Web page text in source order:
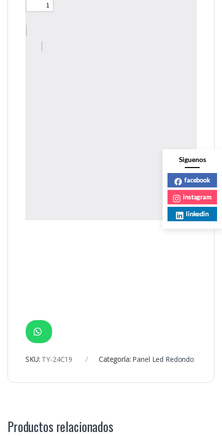
SKU: TY-24C19 Categoría: Panel Led Redondo
Productos relacionados
Siguenos
facebook
instagram
linkedin